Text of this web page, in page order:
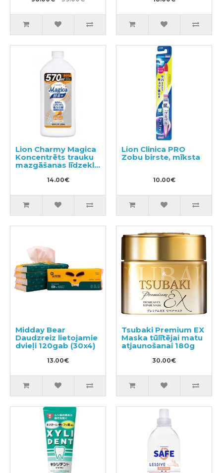
Lion Charmy Magica
Koncentrēts trauku
mazgāšanas līdzeklis
14.00€
Lion Clinica PRO
Zobu birste, mīksta
10.00€
Midday Bear
Daudzreiz lietojamie
dvieļi 120gab (30x4)
13.00€
Tsubaki Premium EX
Maska tūlītējai matu
atjaunošanai 180g
30.00€